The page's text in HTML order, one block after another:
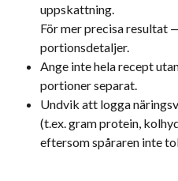
uppskattning.
För mer precisa resultat
portionsdetaljer.
Ange inte hela recept
portioner separat.
Undvik att logga
(t.ex. gram protein,
eftersom spåraren inte